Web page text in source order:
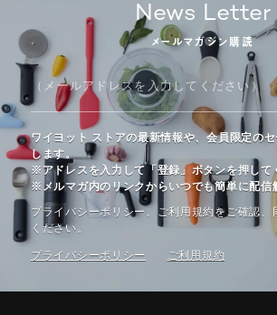
News Letter
メールマガジン購読
ワイヨット ストアの最新情報や、会員限定の
します。
※アドレスを入力して「登録」ボタンを押して
※メルマガ内のリンクからいつでも簡単に配信
プライバシーポリシー、ご利⽤規約をご確認、
ください。
プライバシーポリシー ご利⽤規約